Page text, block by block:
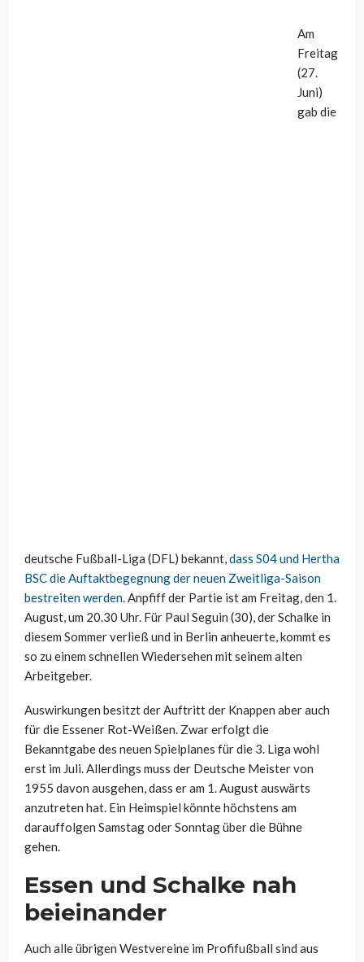
Am
Freitag
(27.
Juni)
gab die
deutsche Fußball-Liga (DFL) bekannt,dass S04 und Hertha
BSC die Auftaktbegegnung der neuen Zweitliga-Saison
bestreiten werden. Anpfiff der Partie ist am Freitag, den 1.
August, um 20.30 Uhr. Für Paul Seguin (30), der Schalke in
diesem Sommer verließ und in Berlin anheuerte, kommt es
so zu einem schnellen Wiedersehen mit seinem alten
Arbeitgeber.
Auswirkungen besitzt der Auftritt der Knappen aber auch
für die Essener Rot-Weißen. Zwar erfolgt die
Bekanntgabe des neuen Spielplanes für die 3. Liga wohl
erst im Juli. Allerdings muss der Deutsche Meister von
1955 davon ausgehen, dass er am 1. August auswärts
anzutreten hat. Ein Heimspiel könnte höchstens am
darauffolgen Samstag oder Sonntag über die Bühne
gehen.
Essen und Schalke nah
beieinander
Auch alle übrigen Westvereine im Profifußball sind aus